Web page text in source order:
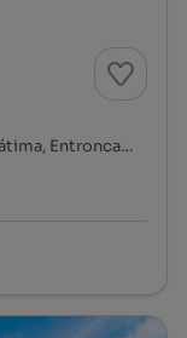
Rua Irmã Alice Brás, Nossa Senhora de Fátima, Entroncamento, Santarém